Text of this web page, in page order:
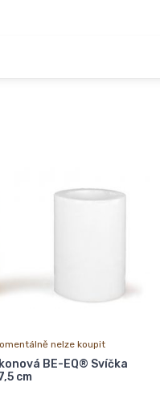
nelze koupit
BE-EQ® Svíčka
cm